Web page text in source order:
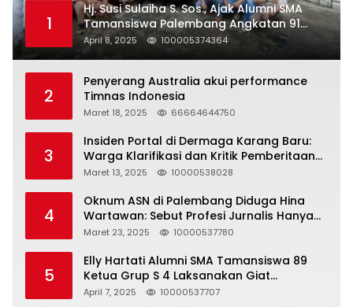
1
Hj. Susi Sulaiha S. Sos., Ajak Alumni SMA
Tamansiswa Palembang Angkatan 91
Halal Bihalal
April 8, 2025 100005374364
2
Penyerang Australia akui performance
Timnas Indonesia
Maret 18, 2025 66664644750
3
Insiden Portal di Dermaga Karang Baru:
Warga Klarifikasi dan Kritik Pemberitaan
yang Tidak Akurat
Maret 13, 2025 10000538028
4
Oknum ASN di Palembang Diduga Hina
Wartawan: Sebut Profesi Jurnalis Hanya
Seharga 2 Liter Bensin, Berujung Dugaan
Maret 23, 2025 10000537780
5
Elly Hartati Alumni SMA Tamansiswa 89
Ketua Grup S 4 Laksanakan Giat
Silaturahmi
April 7, 2025 10000537707